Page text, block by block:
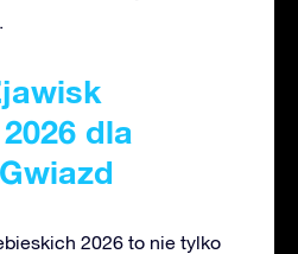
dla
2026 to nie tylko